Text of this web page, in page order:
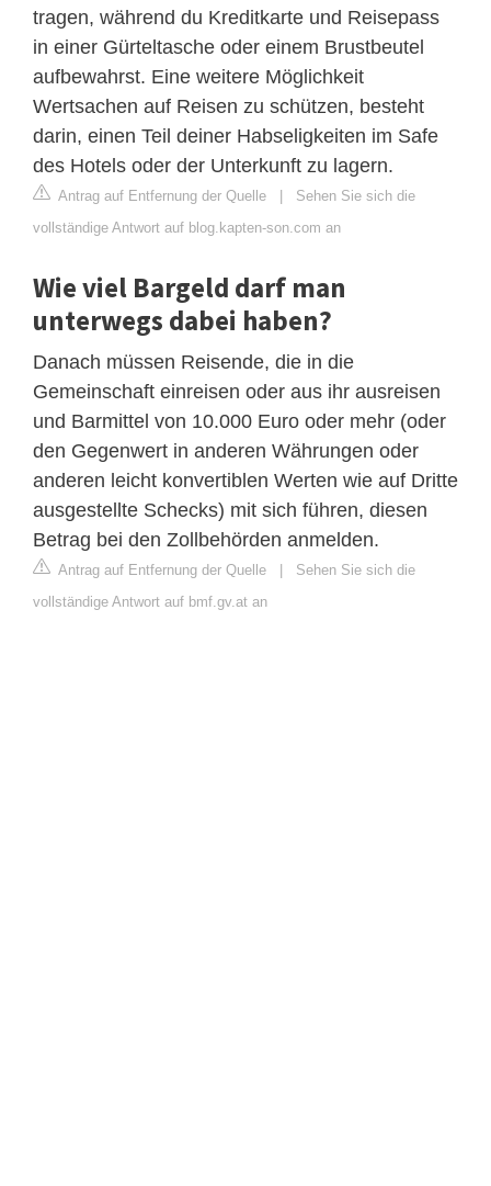
tragen, während du Kreditkarte und Reisepass
in einer Gürteltasche oder einem Brustbeutel
aufbewahrst. Eine weitere Möglichkeit
Wertsachen auf Reisen zu schützen, besteht
darin, einen Teil deiner Habseligkeiten im Safe
des Hotels oder der Unterkunft zu lagern.
Antrag auf Entfernung der Quelle | Sehen Sie sich die
vollständige Antwort auf blog.kapten-son.com an
Wie viel Bargeld darf man
unterwegs dabei haben?
Danach müssen Reisende, die in die
Gemeinschaft einreisen oder aus ihr ausreisen
und Barmittel von 10.000 Euro oder mehr (oder
den Gegenwert in anderen Währungen oder
anderen leicht konvertiblen Werten wie auf Dritte
ausgestellte Schecks) mit sich führen, diesen
Betrag bei den Zollbehörden anmelden.
Antrag auf Entfernung der Quelle | Sehen Sie sich die
vollständige Antwort auf bmf.gv.at an